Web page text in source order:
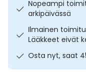
Ulkoilu
Uni ja mieli
Vatsa
Vitamiinit
YA-tuotesarja
Syylät ja känsät
Täit
Ummetus
Nopeampi
arkipäivässä
Ilmainen
Lääkkeet eivät
Osta nyt, saat